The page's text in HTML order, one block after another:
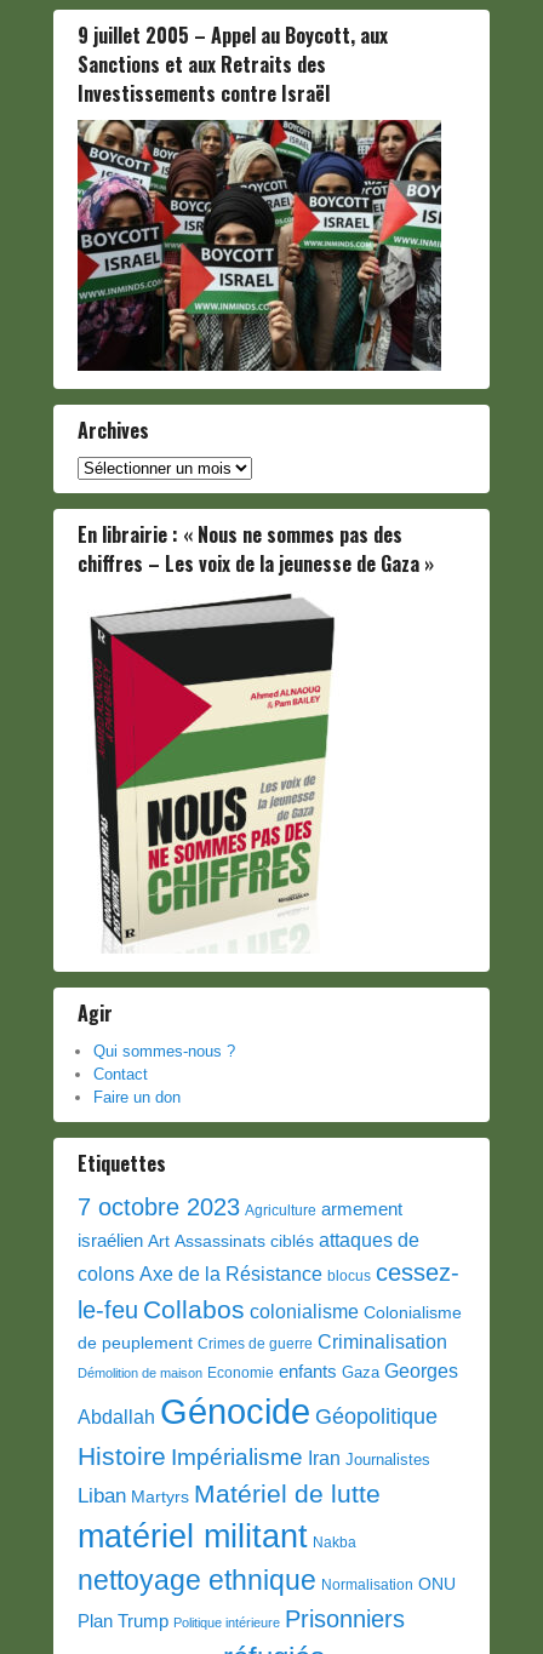
9 juillet 2005 – Appel au Boycott, aux
Sanctions et aux Retraits des
Investissements contre Israël
Archives
Archives
En librairie : « Nous ne sommes pas des
chiffres – Les voix de la jeunesse de Gaza »
Agir
Qui sommes-nous ?
Contact
Faire un don
Etiquettes
7 octobre 2023 Agriculture armement
israélien Art Assassinats ciblés attaques de
colons Axe de la Résistance blocus cessez-
le-feu Collabos colonialisme Colonialisme
de peuplement Crimes de guerre Criminalisation
Démolition de maison Economie enfants Gaza Georges
Abdallah Génocide Géopolitique
Histoire Impérialisme Iran Journalistes
Liban Martyrs Matériel de lutte
matériel militant Nakba
nettoyage ethnique Normalisation ONU
Plan Trump Politique intérieure Prisonniers